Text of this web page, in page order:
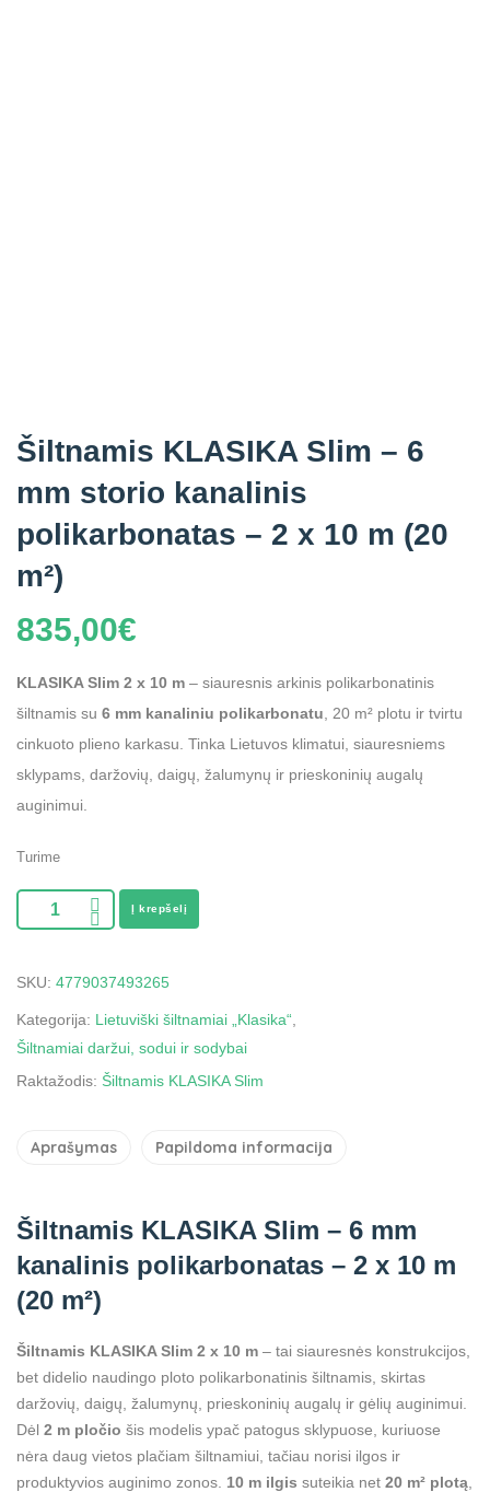
Šiltnamis KLASIKA Slim – 6
mm storio kanalinis
polikarbonatas – 2 x 10 m (20
m²)
835,00€
KLASIKA Slim 2 x 10 m – siauresnis arkinis polikarbonatinis
šiltnamis su 6 mm kanaliniu polikarbonatu , 20 m² plotu ir tvirtu
cinkuoto plieno karkasu. Tinka Lietuvos klimatui, siauresniems
sklypams, daržovių, daigų, žalumynų ir prieskoninių augalų
auginimui.
Turime
Į krepšelį
SKU: 4779037493265
Kategorija: Lietuviški šiltnamiai „Klasika“
Šiltnamiai daržui, sodui ir sodybai
Raktažodis: Šiltnamis KLASIKA Slim
Aprašymas Papildoma informacija
Šiltnamis KLASIKA Slim – 6 mm
kanalinis polikarbonatas – 2 x 10 m
(20 m²)
Šiltnamis KLASIKA Slim 2 x 10 m – tai siauresnės konstrukcijos,
bet didelio naudingo ploto polikarbonatinis šiltnamis, skirtas
daržovių, daigų, žalumynų, prieskoninių augalų ir gėlių auginimui.
Dėl 2 m pločio šis modelis ypač patogus sklypuose, kuriuose
nėra daug vietos plačiam šiltnamiui, tačiau norisi ilgos ir
produktyvios auginimo zonos. 10 m ilgis suteikia net 20 m² plotą